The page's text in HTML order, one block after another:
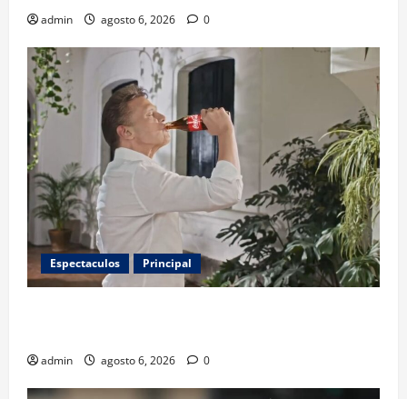
admin agosto 6, 2026 0
Espectaculos Principal
admin agosto 6, 2026 0